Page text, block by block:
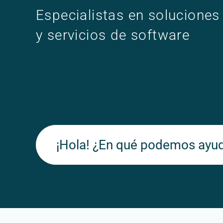
Especialistas en soluciones
y servicios de software
¡Hola! ¿En qué podemos